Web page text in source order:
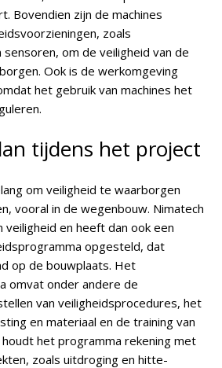
Bovendien zijn de machines
zoals
om de veiligheid van de
Ook is de werkomgeving
het gebruik van machines het
tijdens het project
om veiligheid te waarborgen
vooral in de wegenbouw. Nimatech
veiligheid en heeft dan ook een
opgesteld, dat
op de bouwplaats. Het
omvat onder andere de
van veiligheidsprocedures, het
en materiaal en de training van
het programma rekening met
zoals uitdroging en hitte-